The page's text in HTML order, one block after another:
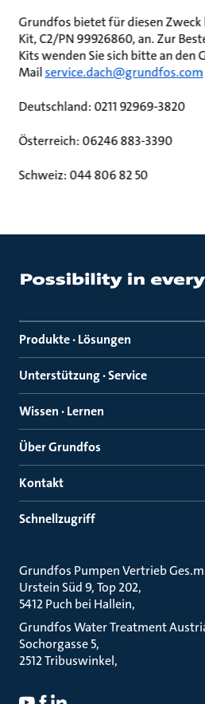
Grundfos bietet für diesen
Kit, C2/PN 99926860, an. Zur
Kits wenden Sie sich bitte an den
Mailservice.dach@grundfos.com
Deutschland: 0211 92969-3820
Österreich: 06246 883-3390
Schweiz: 044 806 82 50
Produkte · Lösungen
Unterstützung · Service
Wissen · Lernen
Über Grundfos
Kontakt
Schnellzugriff
Grundfos Pumpen Vertrieb
Urstein Süd 9, Top 202
5412 Puch bei Hallein
Grundfos Water Treatment
Sochorgasse 5
2512 Tribuswinkel